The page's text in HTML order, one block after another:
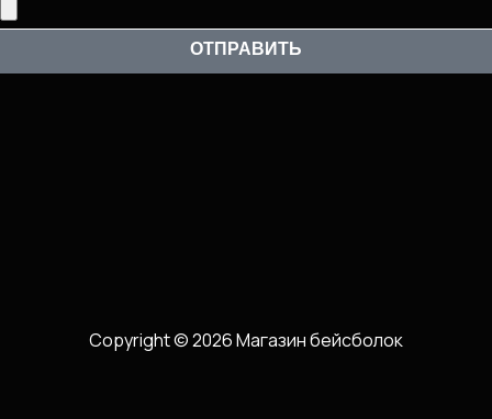
ОТПРАВИТЬ
Copyright © 2026 Магазин бейсболок